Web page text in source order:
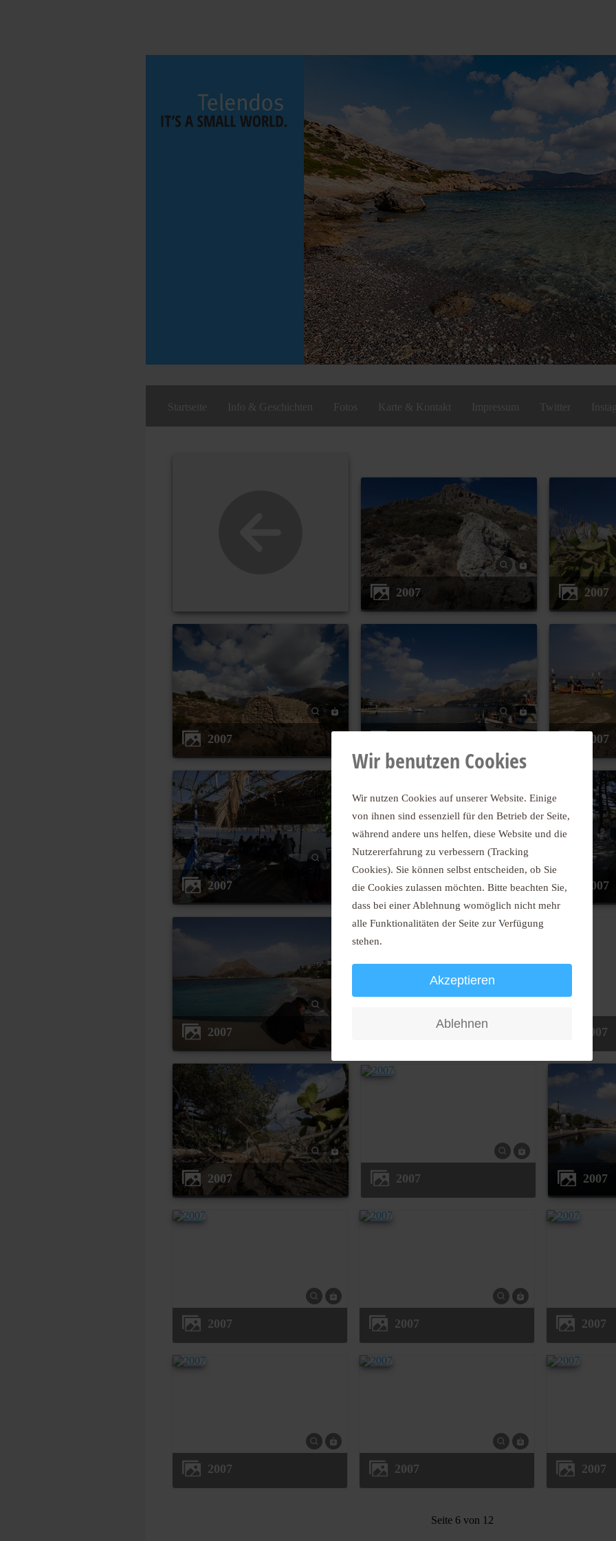
Startseite Info & Geschichten Fotos Karte & Kontakt Impressum Twitter
2007 2007
2007 2007
2007 2007 2007
2007 2007
2007 2007 2007
2007 2007 2007
2007 2007 2007
Seite 6 von 12
Wir benutzen Cookies
Wir nutzen Cookies auf unserer Website. Einige
von ihnen sind essenziell für den Betrieb der Seite,
während andere uns helfen, diese Website und die
Nutzererfahrung zu verbessern (Tracking
Cookies). Sie können selbst entscheiden, ob Sie
die Cookies zulassen möchten. Bitte beachten Sie,
dass bei einer Ablehnung womöglich nicht mehr
alle Funktionalitäten der Seite zur Verfügung
stehen.
Akzeptieren
Ablehnen